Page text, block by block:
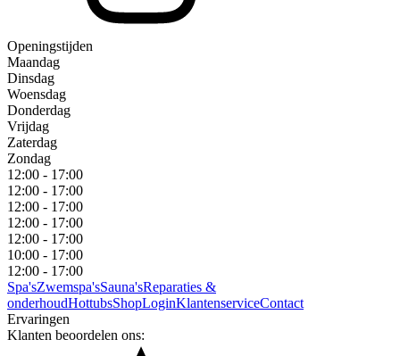
Openingstijden
Maandag
Dinsdag
Woensdag
Donderdag
Vrijdag
Zaterdag
Zondag
12:00 - 17:00
12:00 - 17:00
12:00 - 17:00
12:00 - 17:00
12:00 - 17:00
10:00 - 17:00
12:00 - 17:00
Spa'sZwemspa'sSauna'sReparaties &
onderhoudHottubsShopLoginKlantenserviceContact
Ervaringen
Klanten beoordelen ons: